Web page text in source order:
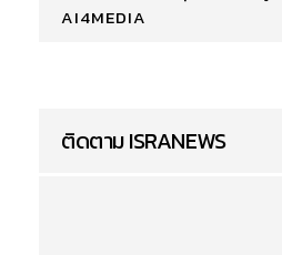
AI4MEDIA
ติดตาม ISRANEWS